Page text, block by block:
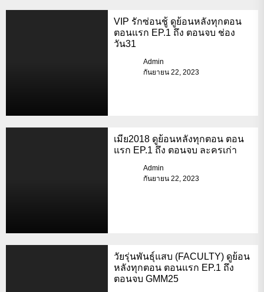
VIP รักซ่อนชู้ ดูย้อนหลังทุกตอน
ตอนแรก EP.1 ถึง ตอนจบ ช่อง
วัน31
Admin
กันยายน 22, 2023
เมีย2018 ดูย้อนหลังทุกตอน ตอน
แรก EP.1 ถึง ตอนจบ ละครเก่า
Admin
กันยายน 22, 2023
วัยรุ่นพันธุ์แสบ (FACULTY) ดูย้อน
หลังทุกตอน ตอนแรก EP.1 ถึง
ตอนจบ GMM25